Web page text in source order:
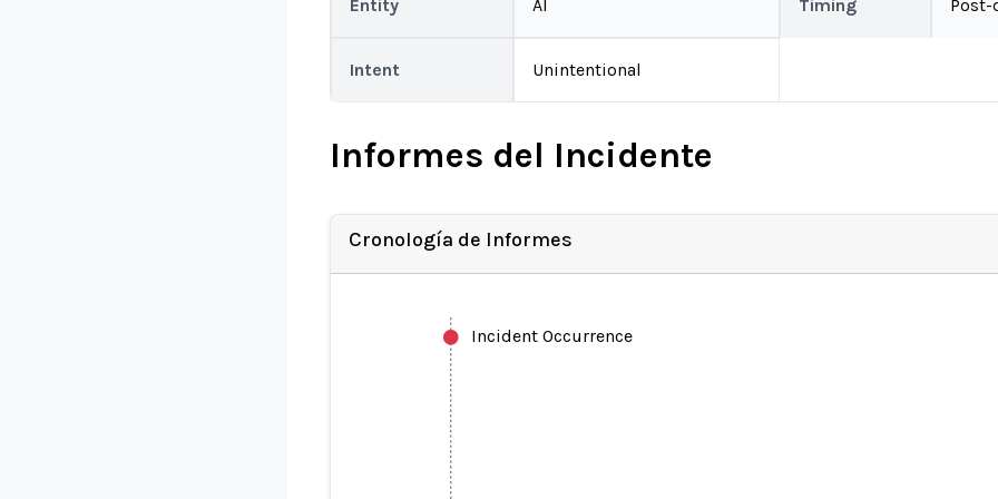
Entity AI Timing
Intent Unintentional
Informes del Incidente
Cronología de Informes
Incident Occurrence